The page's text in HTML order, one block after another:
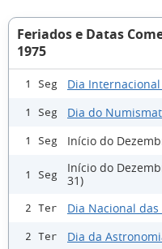
Feriados e Datas
1975
1 Seg Dia
1 Seg Dia do
1 Seg Início do
1 Seg
Início do
31)
2 Ter Dia Nacional das
2 Ter Dia da